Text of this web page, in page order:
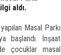
aldı.
Masal Parkı
başlandı. İnşaat
çocuklar masal